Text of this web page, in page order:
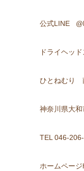
公式LINE
ドライヘッ
ひとねむり
神奈川県大
TEL 046-
ホームペー